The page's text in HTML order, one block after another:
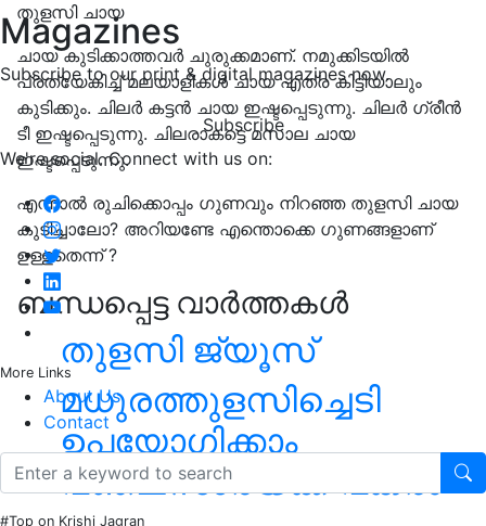
Magazines
Subscribe to our print & digital magazines now.
Subscribe
We're social. Connect with us on:
More Links
About Us
Contact
#Top on Krishi Jagran
തുളസി ചായ
ചായ കുടിക്കാത്തവർ ചുരുക്കമാണ്. നമുക്കിടയിൽ
പ്രത്യേകിച്ച് മലയാളികൾ ചായ എത്ര കിട്ടിയാലും
കുടിക്കും. ചിലർ കട്ടൻ ചായ ഇഷ്ടപ്പെടുന്നു. ചിലർ ഗ്രീൻ
ടീ ഇഷ്ടപ്പെടുന്നു. ചിലരാകട്ടെ മസാല ചായ
ഇഷ്ടപ്പെടുന്നു.
എന്നാൽ രുചിക്കൊപ്പം ഗുണവും നിറഞ്ഞ തുളസി ചായ
കുടിച്ചാലോ? അറിയണ്ടേ എന്തൊക്കെ ഗുണങ്ങളാണ്
ഉള്ളതെന്ന് ?
ബന്ധപ്പെട്ട വാർത്തകൾ
തുളസി ജ്യൂസ്
മധുരത്തുളസിച്ചെടി
ഉപയോഗിക്കാം
പഞ്ചസാരയ്ക്ക് പകരം